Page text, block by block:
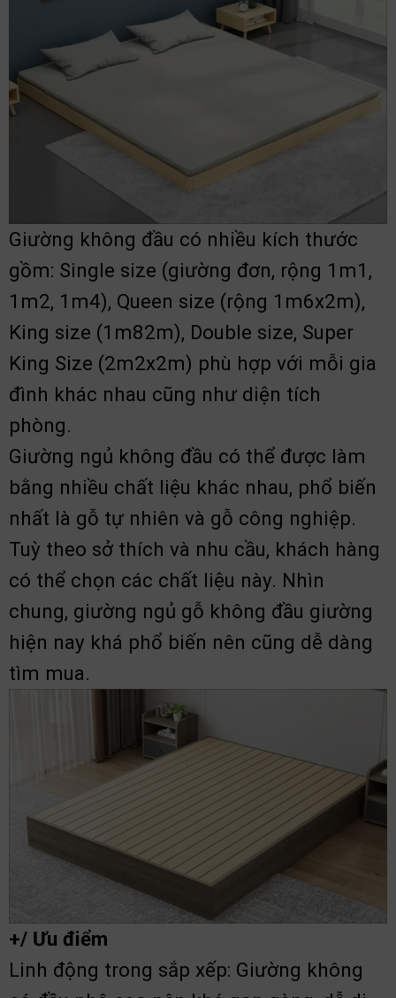
Giường không đầu có nhiều kích thước
gồm: Single size (giường đơn, rộng 1m1,
1m2, 1m4), Queen size (rộng 1m6x2m),
King size (1m82m), Double size, Super
King Size (2m2x2m) phù hợp với mỗi gia
đình khác nhau cũng như diện tích
phòng.
Giường ngủ không đầu có thể được làm
bằng nhiều chất liệu khác nhau, phổ biến
nhất là gỗ tự nhiên và gỗ công nghiệp.
Tuỳ theo sở thích và nhu cầu, khách hàng
có thể chọn các chất liệu này. Nhìn
chung, giường ngủ gỗ không đầu giường
hiện nay khá phổ biến nên cũng dễ dàng
tìm mua.
+/ Ưu điểm
Linh động trong sắp xếp: Giường không